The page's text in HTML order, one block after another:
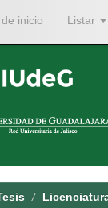
inicio Listar